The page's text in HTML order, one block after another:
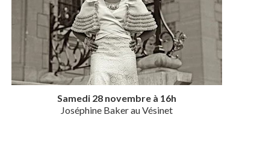
Samedi 28 novembre à 16h
Joséphine Baker au Vésinet